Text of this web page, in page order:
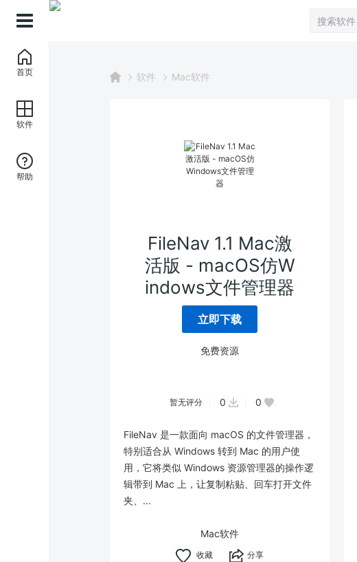
软件 Mac软件
FileNav 1.1 Mac激
活版 - macOS仿W
indows文件管理器
立即下载
免费资源
暂无评分 0 0
FileNav 是一款面向 macOS 的文件管理器，
特别适合从 Windows 转到 Mac 的用户使
用，它将类似 Windows 资源管理器的操作逻
辑带到 Mac 上，让复制粘贴、回车打开文件
夹、...
Mac软件
分享
首页
软件
帮助